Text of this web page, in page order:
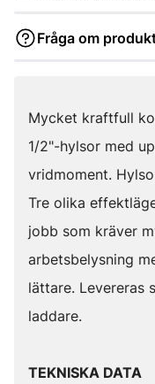
Fråga om
Mycket kraftfull
1/2"-hylsor med
vridmoment.
Tre olika
jobb som kräver
arbetsbelysning
lättare. Levereras
laddare.
TEKNISKA DATA